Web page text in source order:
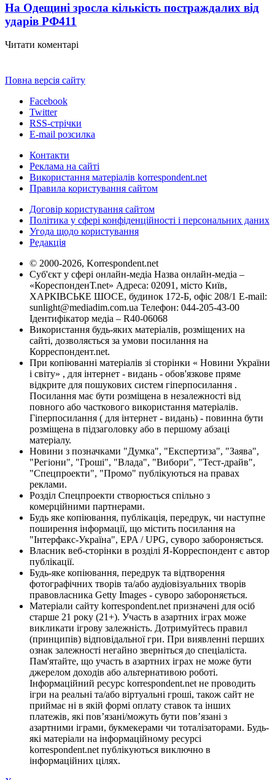
На Одещині зросла кількість постраждалих від
ударів РФ411
Читати коментарі
Повна версія сайту
Facebook
Twitter
RSS-стрічки
E-mail розсилка
Контакти
Реклама на сайті
Використання матеріалів korrespondent.net
Правила користування сайтом
Договір користування сайтом
Політика у сфері конфіденційності і персональних даних
Угода щодо користування
Редакція
© 2000-2026, Korrespondent.net
Суб'єкт у сфері онлайн-медіа Назва онлайн-медіа –
«КореспонденТ.net» Адреса: 02091, місто Київ,
ХАРКІВСЬКЕ ШОСЕ, будинок 172-Б, офіс 208/1 E-mail:
sunlight@mediadim.com.ua Телефон: 044-205-43-00
Ідентифікатор медіа – R40-06068
Використання будь-яких матеріалів, розміщених на
сайті, дозволяється за умови посилання на
Корреспондент.net.
При копіюванні матеріалів зі сторінки « Новини України
і світу» , для інтернет - видань - обов'язкове пряме
відкрите для пошукових систем гіперпосилання .
Посилання має бути розміщена в незалежності від
повного або часткового використання матеріалів.
Гіперпосилання ( для інтернет - видань) - повинна бути
розміщена в підзаголовку або в першому абзаці
матеріалу.
Новини з позначками "Думка", "Експертиза", "Заява",
"Регіони", "Гроші", "Влада", "Вибори", "Тест-драйв",
"Спецпроекти", "Промо" публікуються на правах
реклами.
Розділ Спецпроекти створюється спільно з
комерційними партнерами.
Будь яке копіювання, публікація, передрук, чи наступне
поширення інформації, що містить посилання на
"Інтерфакс-Україна", EPA / UPG, суворо забороняється.
Власник веб-сторінки в розділі Я-Корреспондент є автор
публікації.
Будь-яке копіювання, передрук та відтворення
фотографічних творів та/або аудіовізуальних творів
правовласника Getty Images - суворо забороняється.
Матеріали сайту korrespondent.net призначені для осіб
старше 21 року (21+). Участь в азартних іграх може
викликати ігрову залежність. Дотримуйтесь правил
(принципів) відповідальної гри. При виявленні перших
ознак залежності негайно зверніться до спеціаліста.
Пам'ятайте, що участь в азартних іграх не може бути
джерелом доходів або альтернативою роботі.
Інформаційний ресурс korrespondent.net не проводить
ігри на реальні та/або віртуальні гроші, також сайт не
приймає ні в якій формі оплату ставок та інших
платежів, які пов’язані/можуть бути пов’язані з
азартними іграми, букмекерами чи тоталізаторами. Будь-
які матеріали на інформаційному ресурсі
korrespondent.net публікуються виключно в
інформаційних цілях.